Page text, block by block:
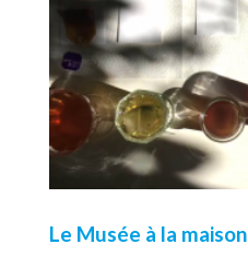
Le Musée à la maison